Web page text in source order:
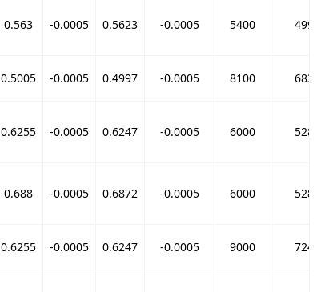
0.563 -0.0005 0.5623 -0.0005 5400 4990
0.5005 -0.0005 0.4997 -0.0005 8100 6830
0.6255 -0.0005 0.6247 -0.0005 6000 5280
0.688 -0.0005 0.6872 -0.0005 6000 5280
0.6255 -0.0005 0.6247 -0.0005 9000 7240